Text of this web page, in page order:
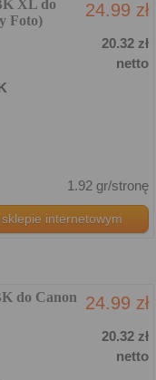
XL do
Foto)
24.99 zł
20.32 zł
netto
1.92 gr/stronę
internetowym
do Canon
24.99 zł
20.32 zł
netto